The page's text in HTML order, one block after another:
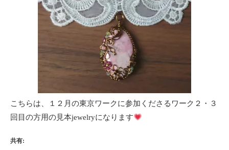
こちらは、１２月の東京ワークに参加くださるワーク２・３
回目の方用の見本jewelryになります
共有: